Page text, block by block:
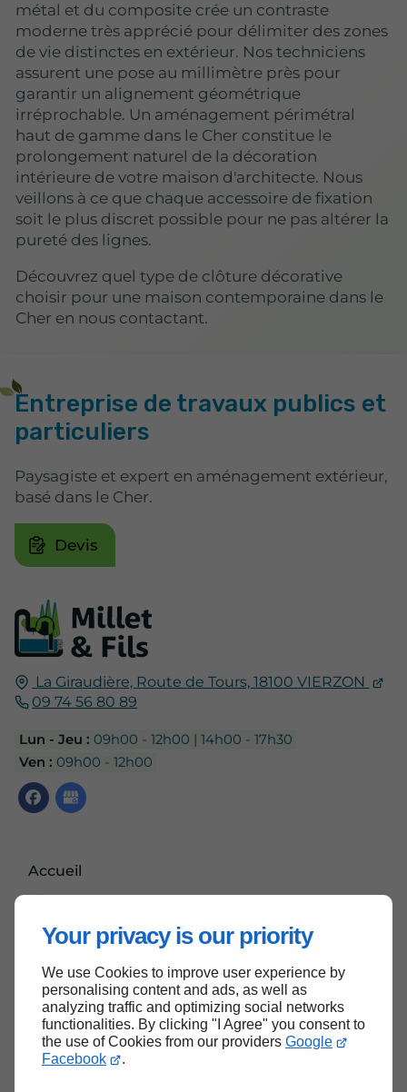
Your privacy is our priority
We use Cookies to improve user experience by
personalising content and ads, as well as
analyzing traffic and optimizing social networks
functionalities. By clicking "I Agree" you consent to
the use of Cookies from our providers Google
Facebook
.
métal et du composite crée un contraste
moderne très apprécié pour délimiter des zones
de vie distinctes en extérieur. Nos techniciens
assurent une pose au millimètre près pour
garantir un alignement géométrique
irréprochable. Un aménagement périmétral
haut de gamme dans le Cher constitue le
prolongement naturel de la décoration
intérieure de votre maison d'architecte. Nous
veillons à ce que chaque accessoire de fixation
soit le plus discret possible pour ne pas altérer la
pureté des lignes.
Découvrez quel type de clôture décorative
choisir pour une maison contemporaine dans le
Cher en nous contactant.
La Giraudière, Route de Tours,18100 VIERZON
09 74 56 80 89
Lun - Jeu : 09h00 - 12h00 | 14h00 - 17h30
Ven : 09h00 - 12h00
Accueil
Nous contacter
Mentions légales
Entreprise de travaux publics et
particuliers
Paysagiste et expert en aménagement extérieur,
basé dans le Cher.
Devis
Haut de page